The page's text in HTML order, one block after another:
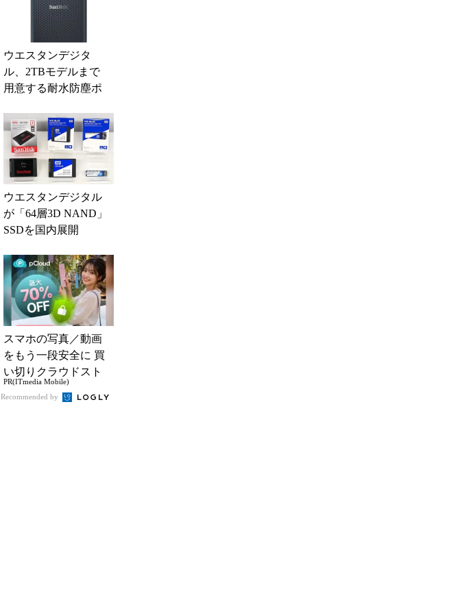
ウエスタンデジタ
ル、2TBモデルまで
用意する耐水防塵ポ
ウエスタンデジタル
が「64層3D NAND」
SSDを国内展開
ブランドで8...
スマホの写真／動画
をもう一段安全に 買
い切りクラウドスト
レージ
PR(ITmedia Mobile)
Recommended by